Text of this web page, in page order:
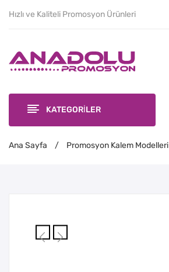
Hızlı ve Kaliteli Promosyon Ürünleri
KATEGORİLER
Ana Sayfa / Promosyon Kalem Modelleri